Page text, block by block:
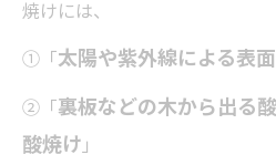
焼けには、
①「太陽や紫外線による表
②「裏板などの木から出る
酸焼け 」